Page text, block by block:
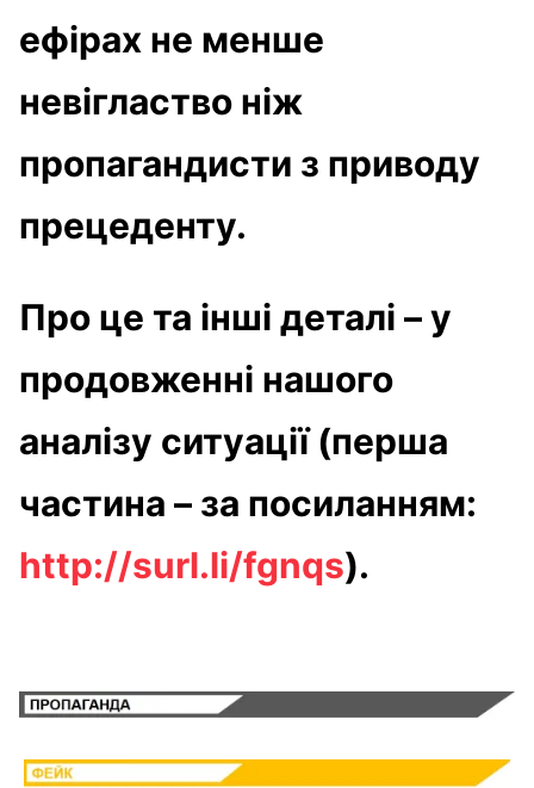
ефірах не менше
невігластво ніж
пропагандисти з приводу
прецеденту.
Про це та інші деталі – у
продовженні нашого
аналізу ситуації (перша
частина – за посиланням:
http://surl.li/fgnqs).